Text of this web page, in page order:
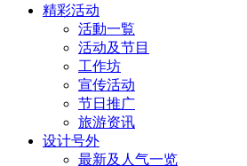
精彩活动
活動一覧
活动及节目
工作坊
宣传活动
节日推广
旅游资讯
设计号外
最新及人气一览